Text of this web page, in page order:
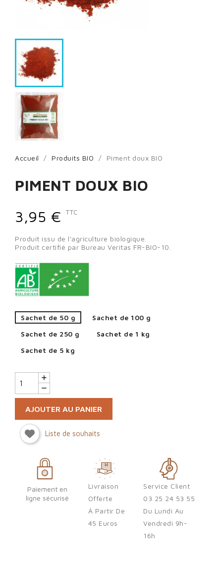
Accueil Produits BIO Piment doux BIO
PIMENT DOUX BIO
3,95 €
TTC
Produit issu de l'agriculture biologique.
Produit certifié par Bureau Veritas FR-BIO-10.
Sachet de 50 g
Sachet de 100 g
Sachet de 250 g
Sachet de 1 kg
Sachet de 5 kg
AJOUTER AU PANIER
Liste de souhaits
Paiement en
ligne sécurisé
Livraison
Offerte
À Partir De
45 Euros
Service Client
03 25 24 53 55
Du Lundi Au
Vendredi 9h-
16h
Sign in
You need to be logged in to save products in your wish list.